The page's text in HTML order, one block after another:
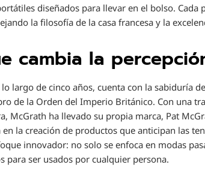
diseñados para llevar en el bolso.
la filosofía de la casa francesa y la
cambia la
largo de cinco años, cuenta con la sabiduría
de la Orden del Imperio Británico. Con una
McGrath ha llevado su propia marca, Pat
la creación de productos que anticipan las
innovador: no solo se enfoca en modas
para ser usados por cualquier persona.